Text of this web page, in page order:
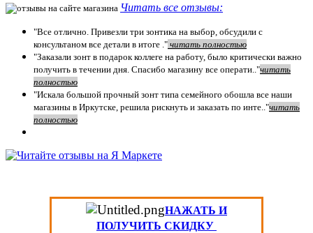
Читать все отзывы:
"Все отлично. Привезли три зонтика на выбор, обсудили с
консультаном все детали в итоге ." читать полностью
"Заказали зонт в подарок коллеге на работу, было критически важно
получить в течении дня. Спасибо магазину все операти.."читать
полностью
"Искала большой прочный зонт типа семейного обошла все наши
магазины в Иркутске, решила рискнуть и заказать по инте.."читать
полностью
НАЖАТЬ И
ПОЛУЧИТЬ СКИДКУ